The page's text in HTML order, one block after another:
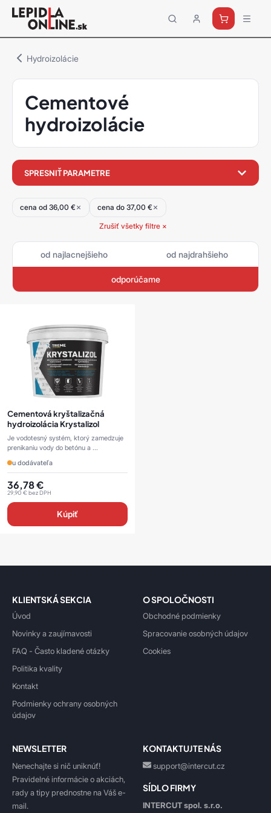
Priemyselné
lepidlá
Loctite
Hydroizolácie
Cementové
hydroizolácie
filter
SPRESNIŤ PARAMETRE
cena od 36,00 € cena do 37,00 €
Zrušiť všetky filtre ×
odporúčame
od najlacnejšieho od najdrahšieho
Cementová kryštalizačná
hydroizolácia Krystalizol
Je vodotesný systém, ktorý zamedzuje
prenikaniu vody do betónu a ...
u dodávateľa
36,78€
29,90€bez DPH
Kúpiť
KLIENTSKÁ SEKCIA
Úvod
Novinky a zaujímavosti
FAQ - Často kladené otázky
Politika kvality
Kontakt
Podmienky ochrany osobných
údajov
O SPOLOČNOSTI
Obchodné podmienky
Spracovanie osobných údajov
Cookies
NEWSLETTER
Nenechajte si nič uniknúť!
Pravidelné informácie o akciách,
rady a tipy prednostne na Váš e-
mail.
KONTAKTUJTE NÁS
support@intercut.cz
SÍDLO FIRMY
INTERCUT spol. s.r.o.